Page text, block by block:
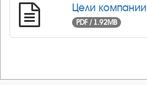
Цели компании
PDF / 1.92MB